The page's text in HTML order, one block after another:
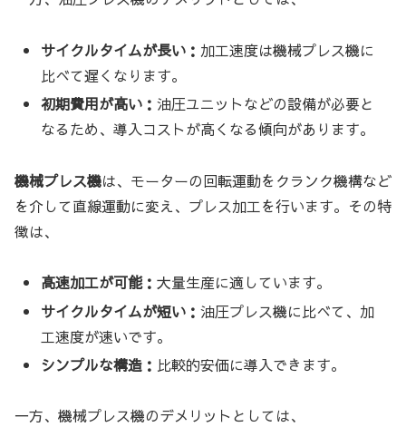
サイクルタイムが長い： 加工速度は機械プレス機に
比べて遅くなります。
初期費用が高い：油圧ユニットなどの設備が必要と
なるため、導入コストが高くなる傾向があります。
機械プレス機は、モーターの回転運動をクランク機構など
を介して直線運動に変え、プレス加工を行います。その特
徴は、
高速加工が可能：大量生産に適しています。
サイクルタイムが短い：油圧プレス機に比べて、加
工速度が速いです。
シンプルな構造： 比較的安価に導入できます。
一方、機械プレス機のデメリットとしては、